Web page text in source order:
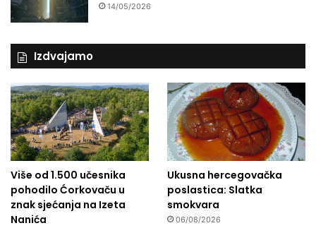
14/05/2026
Izdvajamo
Više od 1.500 učesnika
pohodilo Ćorkovaču u
znak sjećanja na Izeta
Nanića
Ukusna hercegovačka
poslastica: Slatka
smokvara
06/08/2026